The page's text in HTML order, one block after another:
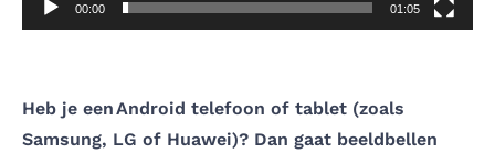
00:00 01:05
Heb je een Android telefoon of tablet (zoals
Samsung, LG of Huawei)? Dan gaat beeldbellen